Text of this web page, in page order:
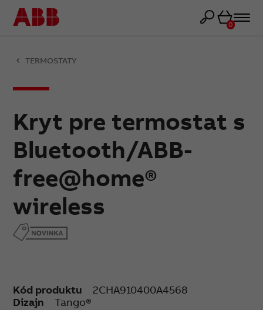
Košík
0
TERMOSTATY
Kryt pre termostat s
Bluetooth/ABB-
free@home®
wireless
Kód produktu
2CHA910400A4568
Dizajn
Tango®